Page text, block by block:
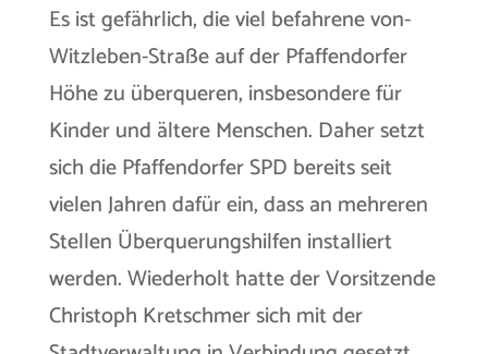
Es ist gefährlich, die viel befahrene von-
Witzleben-Straße auf der Pfaffendorfer
Höhe zu überqueren, insbesondere für
Kinder und ältere Menschen. Daher setzt
sich die Pfaffendorfer SPD bereits seit
vielen Jahren dafür ein, dass an mehreren
Stellen Überquerungshilfen installiert
werden. Wiederholt hatte der Vorsitzende
Christoph Kretschmer sich mit der